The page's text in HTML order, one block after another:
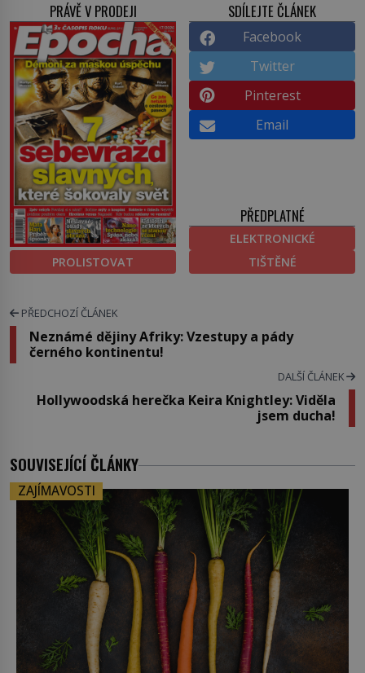
PRÁVĚ V PRODEJI
PROLISTOVAT
SDÍLEJTE ČLÁNEK
Facebook
Twitter
Pinterest
Email
PŘEDPLATNÉ
ELEKTRONICKÉ
TIŠTĚNÉ
PŘEDCHOZÍ ČLÁNEK
Neznámé dějiny Afriky: Vzestupy a pády
černého kontinentu!
DALŠÍ ČLÁNEK
Hollywoodská herečka Keira Knightley: Viděla
jsem ducha!
SOUVISEJÍCÍ ČLÁNKY
ZAJÍMAVOSTI